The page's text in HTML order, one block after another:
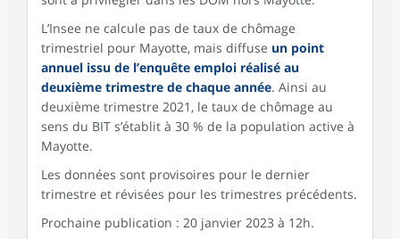
L’Insee ne calcule pas de taux de chômage
trimestriel pour Mayotte, mais diffuse un point
annuel issu de l’enquête emploi réalisé au
deuxième trimestre de chaque année. Ainsi au
deuxième trimestre 2021, le taux de chômage au
sens du BIT s’établit à 30 % de la population active à
Mayotte.
Les données sont provisoires pour le dernier
trimestre et révisées pour les trimestres précédents.
Prochaine publication : 20 janvier 2023 à 12h.